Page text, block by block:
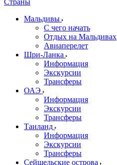
Страны
Мальдивы
С чего начать
Отдых на Мальдивах
Авиаперелет
Шри-Ланка
Информация
Экскурсии
Трансферы
ОАЭ
Информация
Экскурсии
Трансферы
Таиланд
Информация
Экскурсии
Трансферы
Сейшельские острова